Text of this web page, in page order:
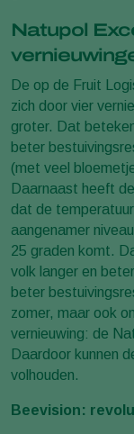
Natupol
De op de Fruit
zich door vier
groter. Dat
beter
(met veel
Daarnaast heeft
dat de
aangenamer
25 graden komt.
volk langer en
beter
zomer, maar ook
vernieuwing: de
Daardoor kunnen
volhouden.
Beevision: